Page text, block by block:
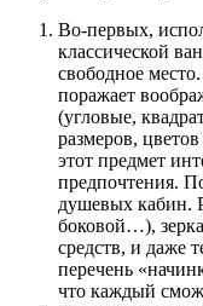
Во-первых,
классической
свободное
поражает
(угловые,
размеров,
этот предмет
предпочтения.
душевых кабин.
боковой…),
средств, и даже
перечень
что каждый